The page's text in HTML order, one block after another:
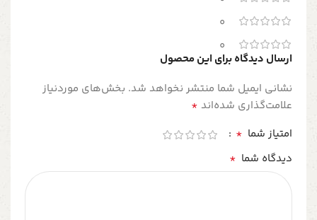
0
0
ارسال دیدگاه برای این محصول
نشانی ایمیل شما منتشر نخواهد شد. بخش‌های موردنیاز
علامت‌گذاری شده‌اند *
امتیاز شما *
دیدگاه شما *